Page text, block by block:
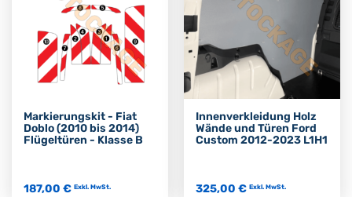
Markierungskit - Fiat
Doblo (2010 bis 2014)
Flügeltüren - Klasse B
187,00 € Exkl. MwSt.
Innenverkleidung Holz
Wände und Türen Ford
Custom 2012-2023 L1H1
325,00 € Exkl. MwSt.